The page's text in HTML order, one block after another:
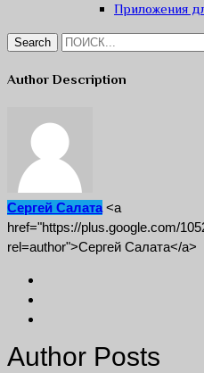
Приложения
Author Description
Сергей Салата<a
href="https://plus.google.com/
rel=author">Сергей Салата</a>
Author Posts